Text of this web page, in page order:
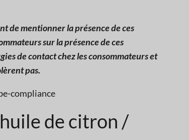
de mentionner la présence de ces
sur la présence de ces
de contact chez les consommateurs et
pas.
compliance
de citron /